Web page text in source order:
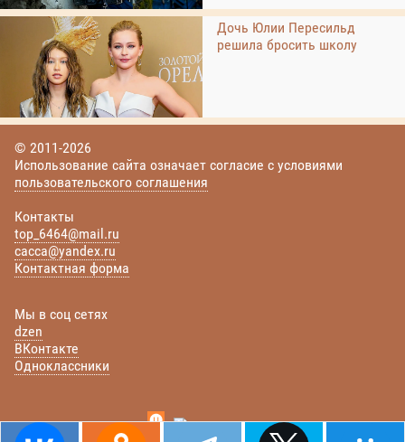
Дочь Юлии Пересильд
решила бросить школу
© 2011-2026
Использование сайта означает согласие с условиями
пользовательского соглашения
Контакты
top_6464@mail.ru
cacca@yandex.ru
Контактная форма
Мы в соц сетях
dzen
ВКонтакте
Одноклассники